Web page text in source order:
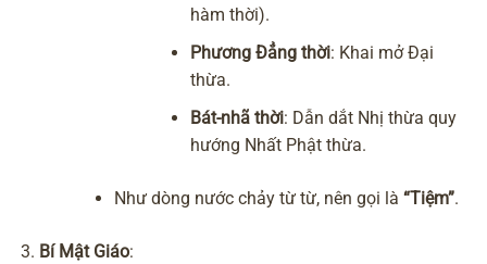
hàm thời).
Phương Đẳng thời: Khai mở Đại
thừa.
Bát-nhã thời: Dẫn dắt Nhị thừa quy
hướng Nhất Phật thừa.
Như dòng nước chảy từ từ, nên gọi là“Tiệm”.
Bí Mật Giáo: